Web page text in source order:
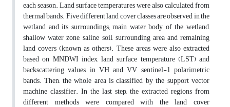
each season. Land surface temperatures were also calculated from
thermal bands. Five different land cover classes are observed in the
wetland and its surroundings; main water body of the wetland,
shallow water zone, saline soil, surrounding area and remaining
land covers (known as others). These areas were also extracted
based on MNDWI index, land surface temperature (LST) and
backscattering values in VH and VV sentinel-1 polarimetric
bands. Then, the whole area is classified by the support vector
machine classifier. In the last step, the extracted regions from
different methods were compared with the land cover